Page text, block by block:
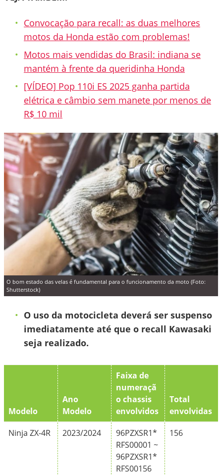
Convocação para recall: as duas melhores
motos da Honda estão com problemas!
Motos mais vendidas do Brasil: indiana se
mantém à frente da queridinha Honda
[VÍDEO] Pop 110i ES 2025 ganha partida
elétrica e câmbio sem manete por menos de
R$ 10 mil
O bom estado das velas é fundamental para o funcionamento da moto (Foto:
Shutterstock)
O uso da motocicleta deverá ser suspenso
imediatamente até que o recall Kawasaki
seja realizado.
Modelo
Ano
Modelo
Faixa de
numeraçã
o chassis
envolvidos
Total
envolvidas
Ninja ZX-4R
2023/2024
96PZXSR1*
RFS00001 ~
96PZXSR1*
RFS00156
156